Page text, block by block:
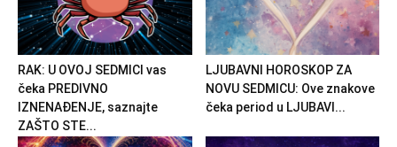
RAK: U OVOJ SEDMICI vas
čeka PREDIVNO
IZNENAĐENJE, saznajte
ZAŠTO STE...
LJUBAVNI HOROSKOP ZA
NOVU SEDMICU: Ove znakove
čeka period u LJUBAVI...